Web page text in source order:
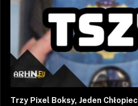
Trzy Pixel Boksy, Jeden Chłopiec